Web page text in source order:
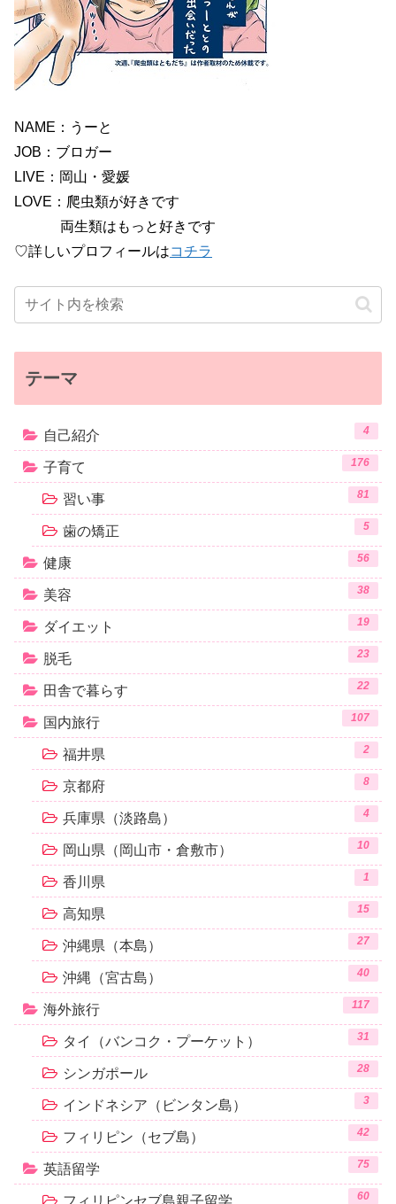
NAME：うーと
JOB：ブロガー
LIVE：岡山・愛媛
LOVE：爬虫類が好きです
両生類はもっと好きです
♡詳しいプロフィールはコチラ
テーマ
自己紹介 4
子育て 176
習い事 81
歯の矯正 5
健康 56
美容 38
ダイエット 19
脱毛 23
田舎で暮らす 22
国内旅行 107
福井県 2
京都府 8
兵庫県（淡路島） 4
岡山県（岡山市・倉敷市） 10
香川県 1
高知県 15
沖縄県（本島） 27
沖縄（宮古島） 40
海外旅行 117
タイ（バンコク・プーケット） 31
シンガポール 28
インドネシア（ビンタン島） 3
フィリピン（セブ島） 42
英語留学 75
60